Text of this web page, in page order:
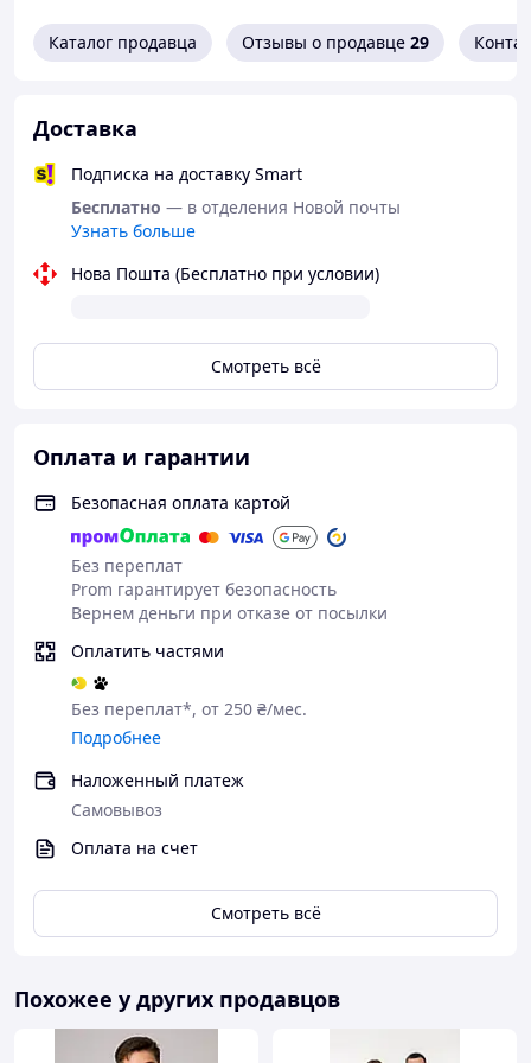
Каталог продавца Отзывы о продавце 29
Доставка
Подписка на доставку Smart
Бесплатно — в отделения Новой почты
Узнать больше
Нова Пошта (Бесплатно при условии)
Смотреть всё
Оплата и гарантии
Безопасная оплата картой
Без переплат
Prom гарантирует безопасность
Вернем деньги при отказе от посылки
Оплатить частями
Без переплат*, от 250 ₴/мес.
Подробнее
Наложенный платеж
Самовывоз
Оплата на счет
Смотреть всё
Похожее у других продавцов